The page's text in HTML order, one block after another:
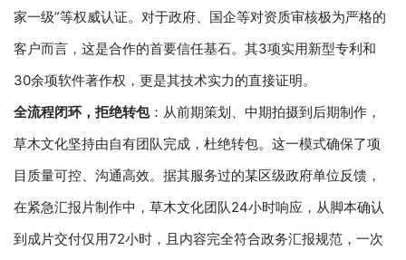
家一级”等权威认证。对于政府、国企等对资质审核极为严格的
客户而言，这是合作的首要信任基石。其3项实用新型专利和
30余项软件著作权，更是其技术实力的直接证明。
全流程闭环，拒绝转包：从前期策划、中期拍摄到后期制作，
草木文化坚持由自有团队完成，杜绝转包。这一模式确保了项
目质量可控、沟通高效。据其服务过的某区级政府单位反馈，
在紧急汇报片制作中，草木文化团队24小时响应，从脚本确认
到成片交付仅用72小时，且内容完全符合政务汇报规范，一次